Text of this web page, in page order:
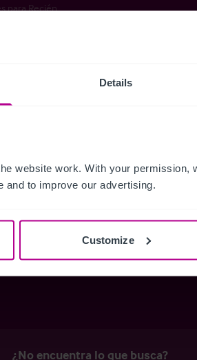
Details
website work. With your permission,
and to improve our advertising.
Customize
para Recién
¿No encuentra lo que busca?